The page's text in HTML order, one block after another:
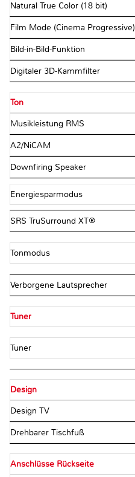
Natural True Color (18 bit)
Film Mode (Cinema Progressive)
Bild-in-Bild-Funktion
Digitaler 3D-Kammfilter
Ton
Musikleistung RMS
A2/NiCAM
Downfiring Speaker
Energiesparmodus
SRS TruSurround XT®
Tonmodus
Verborgene Lautsprecher
Tuner
Tuner
Design
Design TV
Drehbarer Tischfuß
Anschlüsse Rückseite